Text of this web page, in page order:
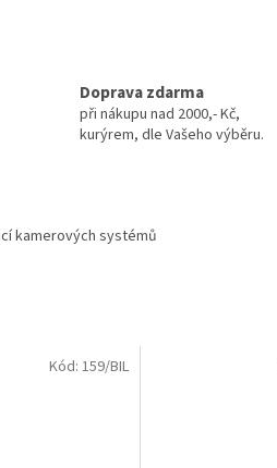
Doprava zdarma
při nákupu nad 2000,- Kč,
kurýrem, dle Vašeho výběru.
kamerových systémů
Kód: 159/BIL